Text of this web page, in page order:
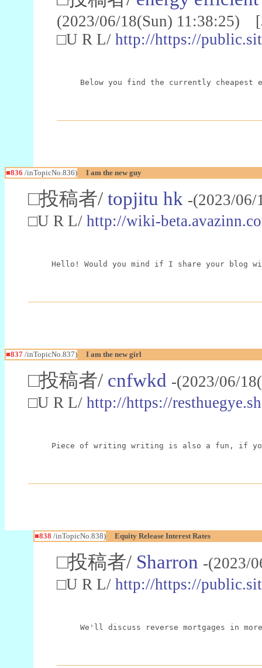
(2023/06/18(Sun) 11:38:25)
□U R L/ http://https://
Below you find the currently
■836 /inTopicNo.836) I am the new guy
□投稿者/ topjitu hk -(2023/
□U R L/ http://wiki-
Hello! Would you mind if I share your blog
■837 /inTopicNo.837) I am the new girl
□投稿者/ cnfwkd -(2023/06/
□U R L/ http://https://
Piece of writing writing is also a fun, if
■838 /inTopicNo.838) Equity Release Interest Rates
□投稿者/ Sharron -(2023/
□U R L/ http://https://
We'll discuss reverse mortgages in